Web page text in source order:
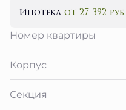
Ипотека от 27 392 руб.
Номер квартиры
Корпус
Секция